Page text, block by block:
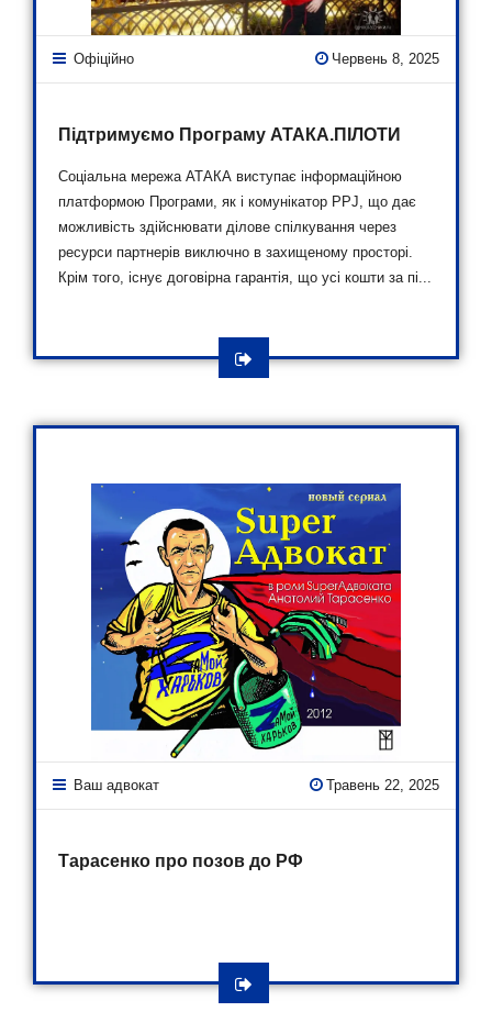
Офіційно Червень 8, 2025
Підтримуємо Програму АТАКА.ПІЛОТИ
Соціальна мережа АТАКА виступає інформаційною
платформою Програми, як і комунікатор PPJ, що дає
можливість здійснювати ділове спілкування через
ресурси партнерів виключно в захищеному просторі.
Крім того, існує договірна гарантія, що усі кошти за пі...
Ваш адвокат Травень 22, 2025
Тарасенко про позов до РФ